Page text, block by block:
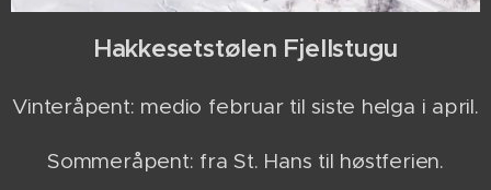
Hakkesetstølen Fjellstugu
Vinteråpent: medio februar til siste helga i april.
Sommeråpent: fra St. Hans til høstferien.